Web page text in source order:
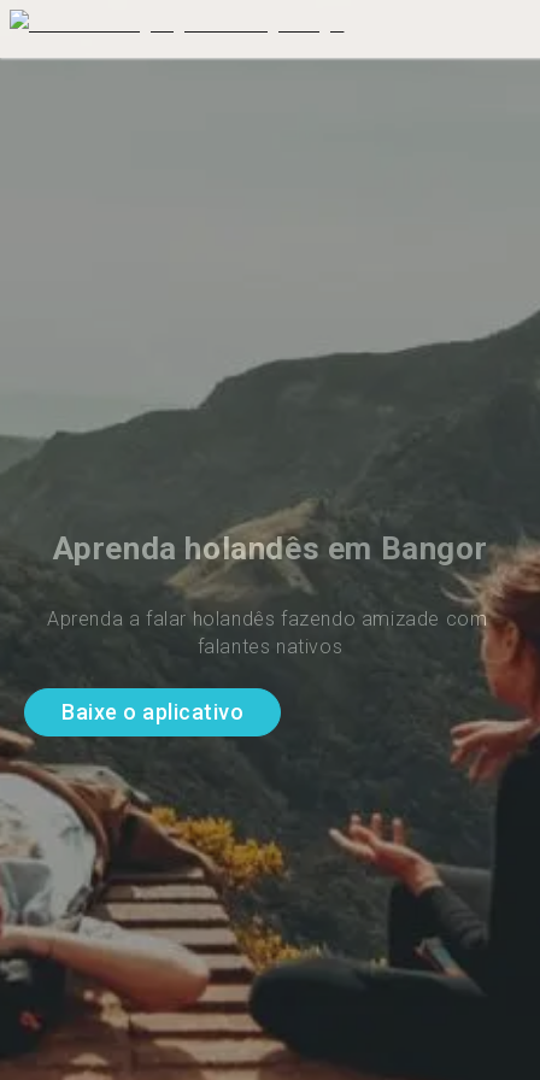
Aprenda holandês em Bangor
Aprenda a falar holandês fazendo amizade com
falantes nativos
Baixe o aplicativo